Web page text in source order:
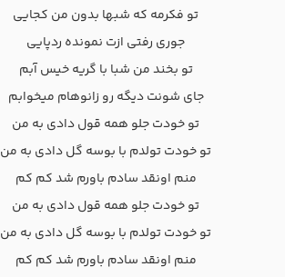
تو فکرمه که شبها بدون من کجایی
جوری رفتی ازت نمونده ردپایی
تو بخند من شبا با گریه خیس آبم
جای شونت دیگه رو زانوهام میخوابم
تو خودت جلو همه قول دادی به من
تو خودت تولدم با بوسه گل دادی به من
منم اونقد سادم باورم شد کم کم
تو خودت جلو همه قول دادی به من
تو خودت تولدم با بوسه گل دادی به من
منم اونقد سادم باورم شد کم کم